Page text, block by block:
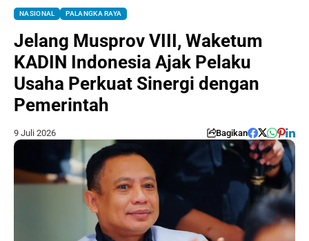
NASIONAL PALANGKA RAYA
Jelang Musprov VIII, Waketum
KADIN Indonesia Ajak Pelaku
Usaha Perkuat Sinergi dengan
Pemerintah
9 Juli 2026 Bagikan